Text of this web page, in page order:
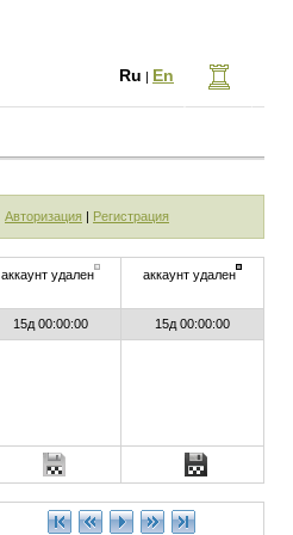
Ru | En
Авторизация | Регистрация
аккаунт удален аккаунт удален
15д 00:00:00 15д 00:00:00